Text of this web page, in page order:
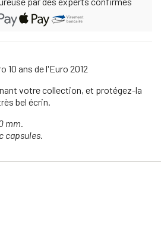
10 ans de l'Euro 2012
votre collection, et protégez-la
bel écrin.
mm
capsules.